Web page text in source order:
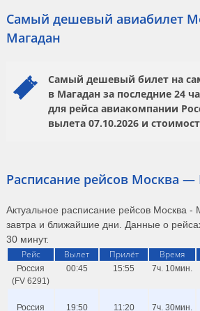
Самый дешевый авиабилет
Магадан
Самый дешевый билет на
в Магадан за последние 24
для рейса авиакомпании
вылета 07.10.2026 и
Расписание рейсов Москва —
Актуальное расписание рейсов Москва -
завтра и ближайшие дни. Данные о
30 минут.
Рейс Вылет Прилёт Время
Россия
(FV 6291)
00:45 15:55 7ч. 10мин.
Россия
19:50 11:20 7ч. 30мин.